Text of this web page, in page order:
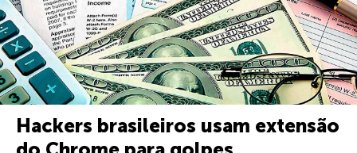
Hackers brasileiros usam extensão